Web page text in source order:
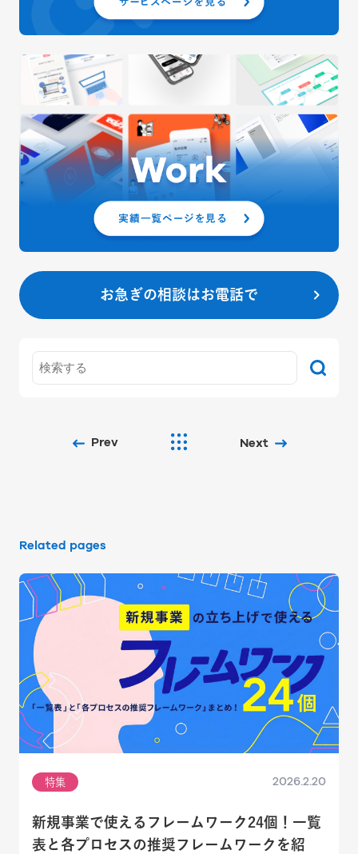
お急ぎの相談はお電話で
Prev Next
Related pages
特集 2026.2.20
新規事業で使えるフレームワーク24個！一覧
表と各プロセスの推奨フレームワークを紹